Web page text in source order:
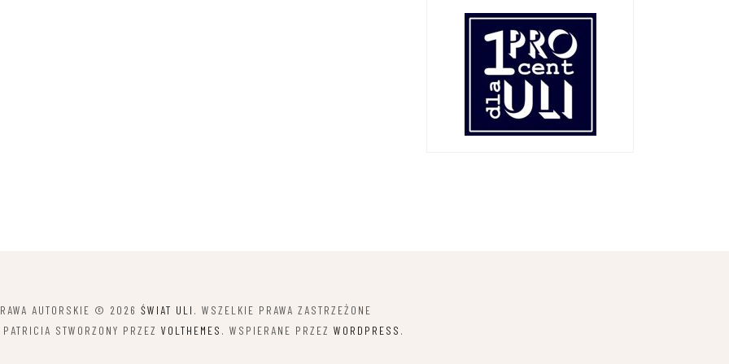
AUTORSKIE © 2026 ŚWIAT ULI . WSZELKIE PRAWA ZASTRZEŻONE
PATRICIA STWORZONY PRZEZ VOLTHEMES . WSPIERANE PRZEZ WORDPRESS .